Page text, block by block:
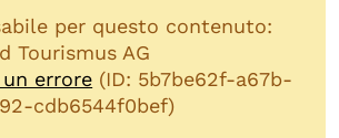
per questo contenuto:
Tourismus AG
errore (ID: 5b7be62f-a67b-
cdb6544f0bef)